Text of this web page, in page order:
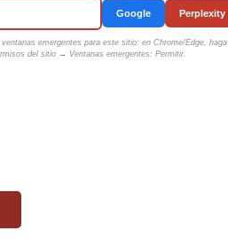
Google Perplexity
emergentes para este sitio: en Chrome/Edge,
del sitio → Ventanas emergentes: Permitir.